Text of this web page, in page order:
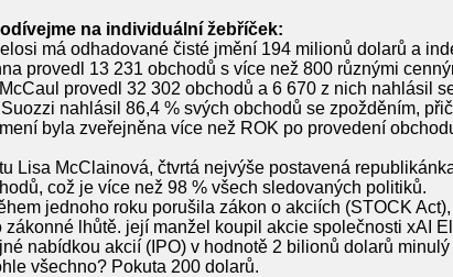
na individuální žebříček:
má odhadované čisté jmění 194 milionů dolarů a
provedl 13 231 obchodů s více než 800 různými
provedl 32 302 obchodů a 6 670 z nich nahlásil
nahlásil 86,4 % svých obchodů se zpožděním,
byla zveřejněna více než ROK po provedení
Lisa McClainová, čtvrtá nejvýše postavená
což je více než 98 % všech sledovaných politiků.
jednoho roku porušila zákon o akciích (STOCK
zákonné lhůtě. její manžel koupil akcie společnosti xAI
nabídkou akcií (IPO) v hodnotě 2 bilionů dolarů
všechno? Pokuta 200 dolarů.